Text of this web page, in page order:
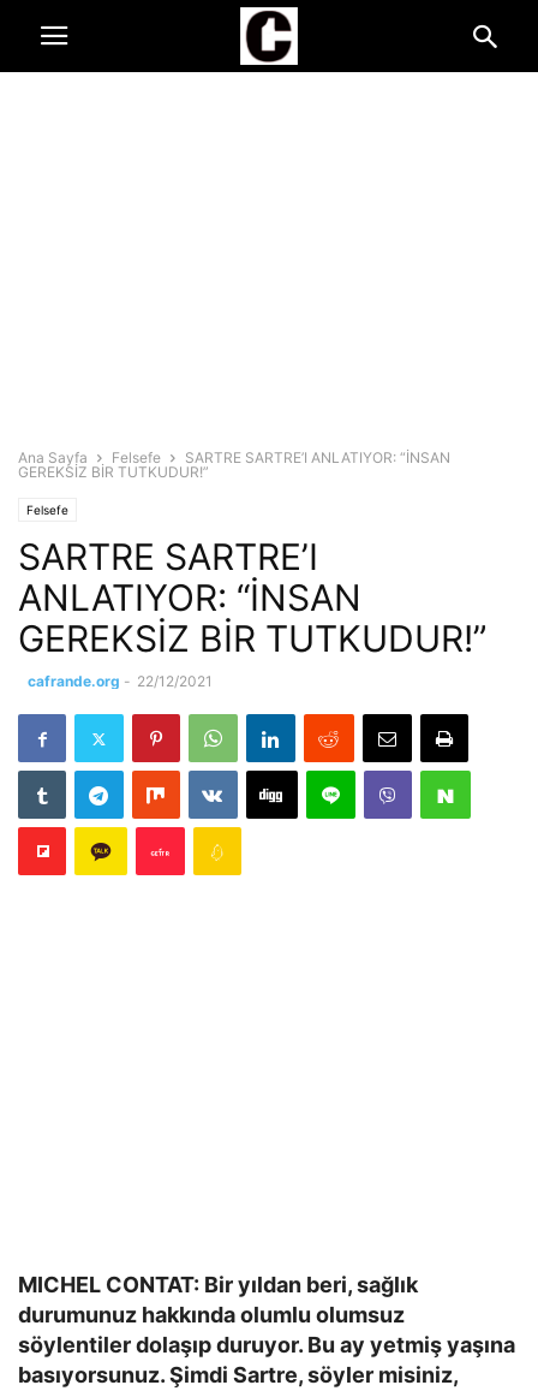
Ana Sayfa Felsefe
SARTRE SARTRE’I ANLATIYOR: “İNSAN
GEREKSİZ BİR TUTKUDUR!”
Felsefe
SARTRE SARTRE’I
ANLATIYOR: “İNSAN
GEREKSİZ BİR TUTKUDUR!”
cafrande.org - 22/12/2021
MICHEL CONTAT: Bir yıldan beri, sağlık
durumunuz hakkında olumlu olumsuz
söylentiler dolaşıp duruyor. Bu ay yetmiş yaşına
basıyorsunuz. Şimdi Sartre, söyler misiniz,